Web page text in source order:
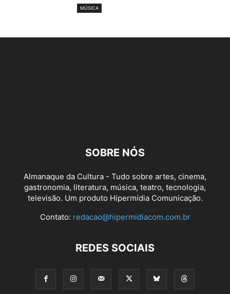
MÚSICA
SOBRE NÓS
Almanaque da Cultura - Tudo sobre artes, cinema,
gastronomia, literatura, música, teatro, tecnologia,
televisão. Um produto Hipermídia Comunicação.
Contato: redacao@hipermidiacom.com.br
REDES SOCIAIS